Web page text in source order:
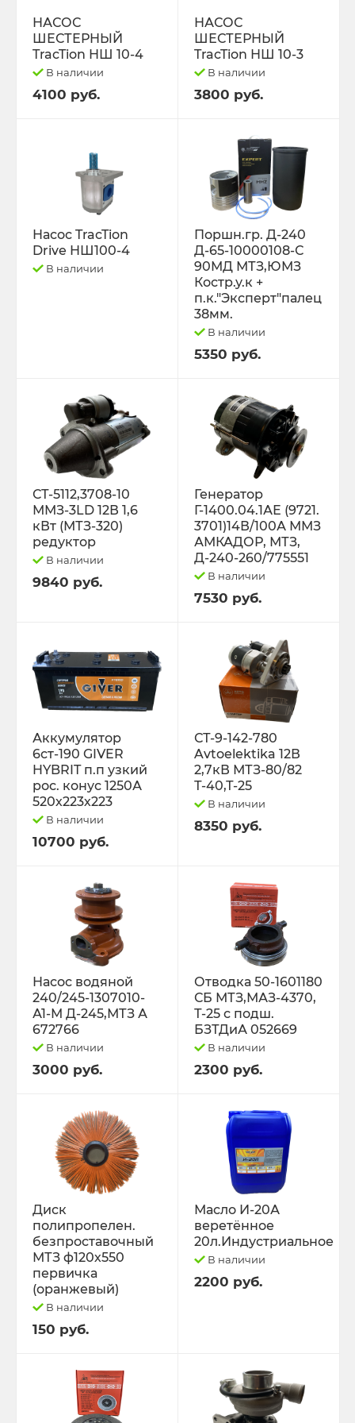
НАСОС
ШЕСТЕРНЫЙ
TracTion НШ 10-4
В наличии
4100 руб.
НАСОС
ШЕСТЕРНЫЙ
TracTion НШ 10-3
В наличии
3800 руб.
Насос TracTion
Drive НШ100-4
В наличии
Поршн.гр. Д-240
Д-65-10000108-С
90МД МТЗ,ЮМЗ
Костр.у.к +
п.к."Эксперт"палец
38мм.
В наличии
5350 руб.
СТ-5112,3708-10
ММЗ-3LD 12В 1,6
кВт (МТЗ-320)
редуктор
В наличии
9840 руб.
Генератор
Г-1400.04.1АЕ (9721.
3701)14В/100А ММЗ
АМКАДОР, МТЗ,
Д-240-260/775551
В наличии
7530 руб.
Аккумулятор
6ст-190 GIVER
HYBRIT п.п узкий
рос. конус 1250А
520х223х223
В наличии
10700 руб.
СТ-9-142-780
Avtoelektika 12В
2,7кВ МТЗ-80/82
Т-40,Т-25
В наличии
8350 руб.
Насос водяной
240/245-1307010-
А1-М Д-245,МТЗ А
672766
В наличии
3000 руб.
Отводка 50-1601180
СБ МТЗ,МАЗ-4370,
Т-25 с подш.
БЗТДиА 052669
В наличии
2300 руб.
Диск
полипропелен.
безпроставочный
МТЗ ф120х550
первичка
(оранжевый)
В наличии
150 руб.
Масло И-20А
веретённое
20л.Индустриальное
В наличии
2200 руб.
Свободный код
СЕЛЬХОЗ-МАШИНЫ
ТО-49 , ТО-30. ТО-28
ТОПЛИВОПРОВОДЫ.
Трактор ДТ-175 (ВОЛГАРЬ). ВТ-100
Трактор ДТ-75,Т-4,ТДТ-55 дв.А-41/01,
Трактор К-701 К-744 К-702
Трактор МТЗ-1221 1522 1523 1025 2022.3
Д-260
Трактор МТЗ-320
Трактор МТЗ-82 Д-243 Д-245
Трактор Т-130,170
Трактор Т-25,Т-16 Т-30 Т-45 Т-2048
Трактор Т-40, ЛТЗ-55/60 (Д-144)
Трактор Т-70С
Трактор ЮМЗ-6
ТУРБОКОМПРЕССОРЫ
ФОРС., ПЛУНЖ. ПАРА ,КЛАП. ПАРА,
ПОМПЫ, НАСОС ПОДКА
ЭЛЕКТРООБОРУДОВАНИЕ
ЭО-3323, ЭО-2621 ПЭА-1 ТО-49,702,
ЕК-12,14, ДЭК-251